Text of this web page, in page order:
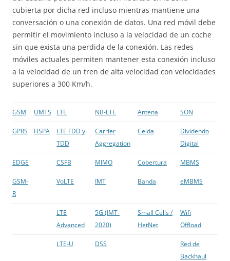
cubierta por dicha red incluso mientras mantiene una
conversación o una conexión de datos. Una red móvil debe
permitir el movimiento incluso a la velocidad de un coche
sin que exista una perdida de la conexión. Las redes
móviles actuales permiten mantener esta conexión incluso
a la velocidad de un tren de alta velocidad con velocidades
superiores a 300 Km/h.
GSM UMTS LTE NB-LTE Antena SON
GPRS HSPA
LTE FDD y
TDD
Carrier
Aggregation
Celda
Dividendo
Digital
EDGE CSFB MIMO Cobertura MBMS
GSM-
R
VoLTE IMT Banda eMBMS
LTE
Advanced
5G (IMT-
2020)
Small Cells /
HetNet
Wifi
Offload
LTE-U DSS
Red de
Backhaul